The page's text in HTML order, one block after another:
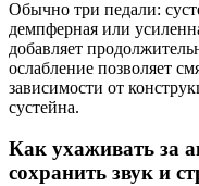
Обычно три педали:
демпферная или
добавляет
ослабление позволяет
зависимости от
сустейна.
Как ухаживать за
сохранить звук и